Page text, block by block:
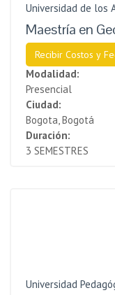
Universidad de los
Maestría en
Recibir Costos y
Modalidad:
Presencial
Ciudad:
Bogota, Bogotá
Duración:
3 SEMESTRES
Universidad